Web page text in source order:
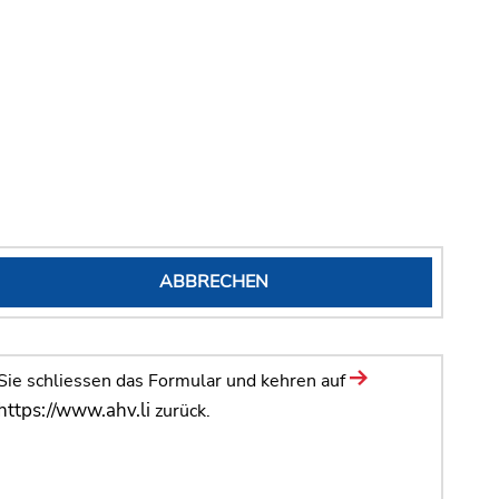
schliessen das Formular und kehren auf
www.ahv.li zurück.
ABBRECHEN